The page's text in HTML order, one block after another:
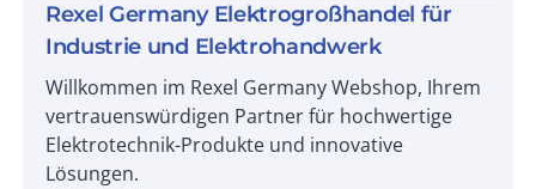
Rexel Germany Elektrogroßhandel für
Industrie und Elektrohandwerk
Willkommen im Rexel Germany Webshop, Ihrem
vertrauenswürdigen Partner für hochwertige
Elektrotechnik-Produkte und innovative
Lösungen.